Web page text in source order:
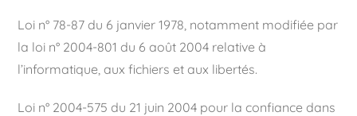
Loi n° 78-87 du 6 janvier 1978, notamment modifiée par
la loi n° 2004-801 du 6 août 2004 relative à
l’informatique, aux fichiers et aux libertés.
Loi n° 2004-575 du 21 juin 2004 pour la confiance dans